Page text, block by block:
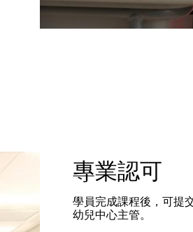
專業認可
學員完成課程後，可提
幼兒中心主管。